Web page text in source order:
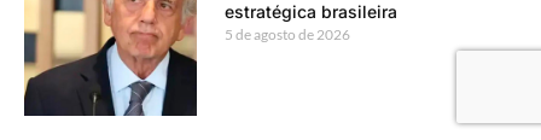
estratégica brasileira
5 de agosto de 2026